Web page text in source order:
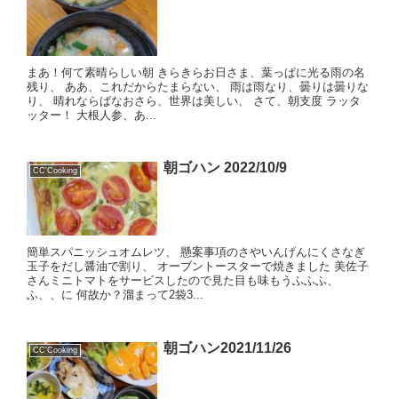
まあ！何て素晴らしい朝 きらきらお日さま、葉っぱに光る雨の名
残り、 ああ、これだからたまらない、 雨は雨なり、曇りは曇りな
り、 晴れならばなおさら、世界は美しい、 さて、朝支度 ラッタ
ッター！ 大根人参、あ...
CC'Cooking 朝ゴハン 2022/10/9
簡単スパニッシュオムレツ、 懸案事項のさやいんげんにくさなぎ
玉子をだし醤油で割り、 オーブントースターで焼きました 美佐子
さんミニトマトをサービスしたので見た目も味もうふふふ、
ふ、、に 何故か？溜まって2袋3...
CC'Cooking 朝ゴハン2021/11/26